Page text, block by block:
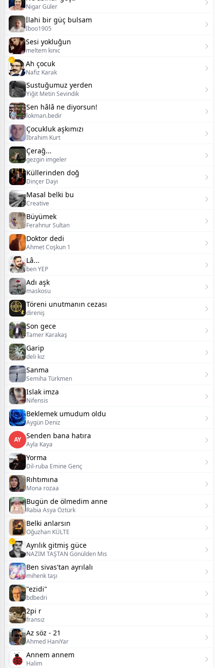
Nigar Güler
İlahi bir güç bulsam
İboo1905
Sesi yokluğun
meltem kınıc
Ah çocuk
Nafiz Karak
Sustuğumuz yerden
Yiğit Metin Sevindik
Sen hâlâ ne diyorsun!
lokman.bedir
Çocukluk aşkımızı
İbrahim Kurt
Çerağ...
gezgin imgeler
Küllerinden doğ
Dinçer Dayı
Masal belki bu
Creative
Büyümek
Ferahnur Sultan
Doktor dedi
Ahmet Coşkun 1
Lâ...
ben YEP
Adı aşk
maskosu
Töreni unutmanın cezası
direniş
Son gece
Tamer Karakaş
Garip
deli kız
Sanma
Semiha Türkmen
Islak imza
Nifensis
Beklemek umudum oldu
Aygün Deniz
AY Senden bana hatıra
Ayla Kaya
Yorma
Dil-ruba Emine Genç
Rıhtımına
Mona rozaa
Bugün de ölmedim anne
Rabia Asya Öztürk
Belki anlarsın
Oğuzhan KÜLTE
Ayrılık gitmiş güce
NAZIM TAŞTAN Gönülden Mıs
Ben sivas'tan ayrılalı
mihenk taşı
​"ezidi"
bdbedri
2pi r
fransız
Az söz - 21
Ahmed HaniYar
Annem annem
Halim